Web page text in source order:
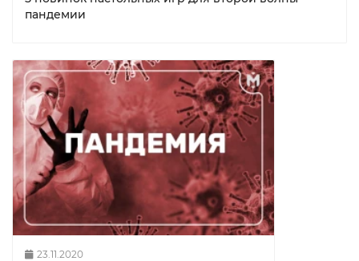
пандемии
23.11.2020